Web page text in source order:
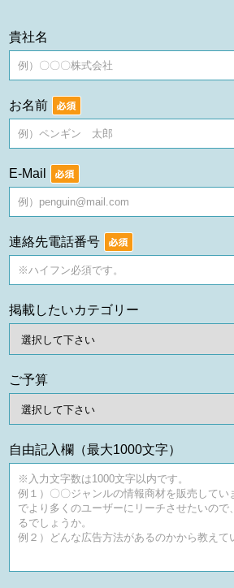
貴社名
お名前
E-Mail
連絡先電話番号
掲載したいカテゴリー
ご予算
自由記入欄 （最大1000文字）